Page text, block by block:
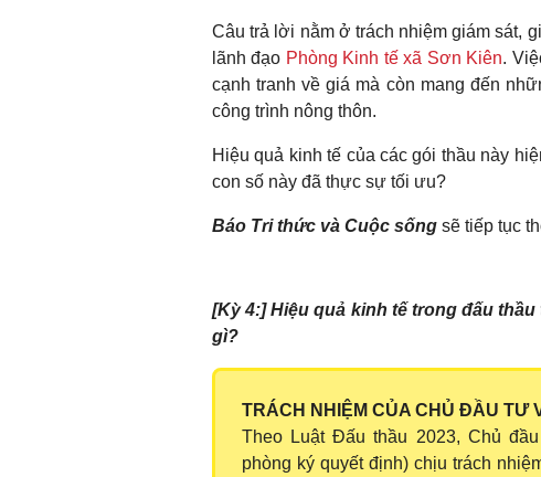
Câu trả lời nằm ở trách nhiệm giám sát,
lãnh đạo Phòng Kinh tế xã Sơn Kiên.
cạnh tranh về giá mà còn mang đến
công trình nông thôn.
Hiệu quả kinh tế của các gói thầu này
con số này đã thực sự tối ưu?
Báo Tri thức và Cuộc sống sẽ tiếp tục
[Kỳ 4:] Hiệu quả kinh tế trong đấu
gì?
TRÁCH NHIỆM CỦA CHỦ ĐẦU TƯ
Theo Luật Đấu thầu 2023, Chủ
phòng ký quyết định) chịu trách